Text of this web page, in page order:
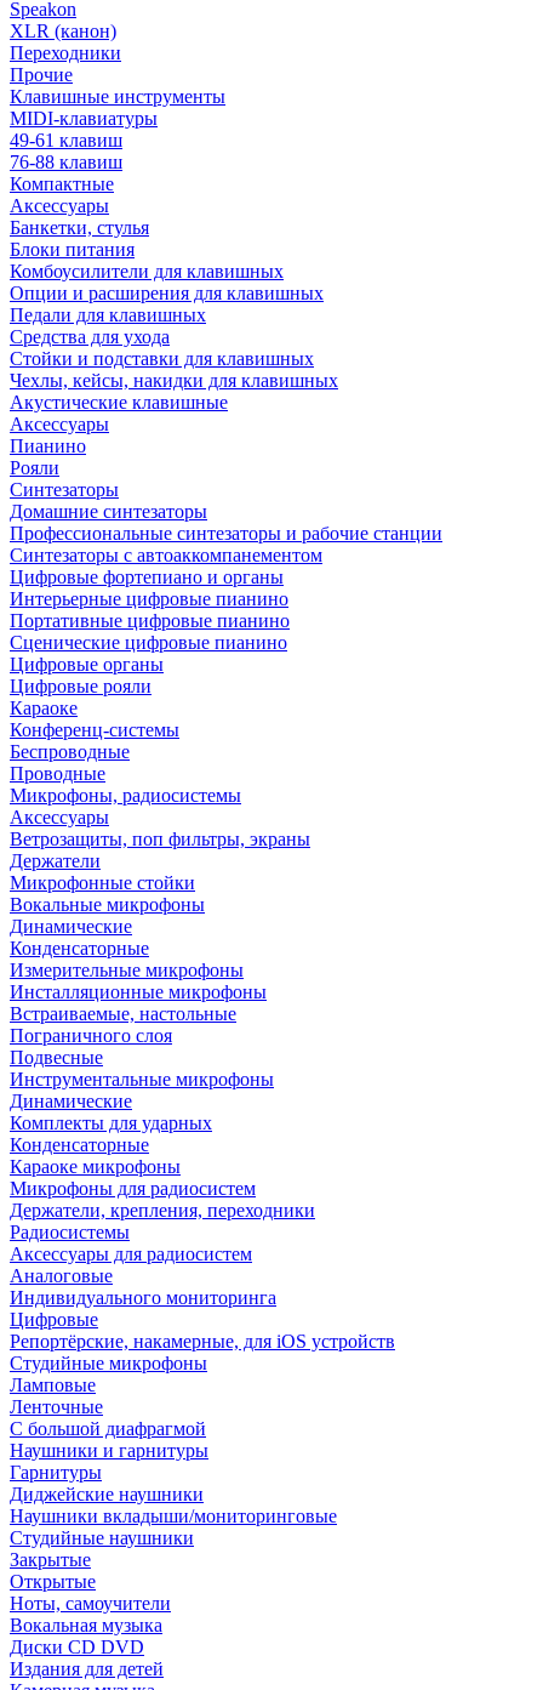
Speakon
XLR (канон)
Переходники
Прочие
Клавишные инструменты
MIDI-клавиатуры
49-61 клавиш
76-88 клавиш
Компактные
Аксессуары
Банкетки, стулья
Блоки питания
Комбоусилители для клавишных
Опции и расширения для клавишных
Педали для клавишных
Средства для ухода
Стойки и подставки для клавишных
Чехлы, кейсы, накидки для клавишных
Акустические клавишные
Аксессуары
Пианино
Рояли
Синтезаторы
Домашние синтезаторы
Профессиональные синтезаторы и рабочие станции
Синтезаторы с автоаккомпанементом
Цифровые фортепиано и органы
Интерьерные цифровые пианино
Портативные цифровые пианино
Сценические цифровые пианино
Цифровые органы
Цифровые рояли
Караоке
Конференц-системы
Беспроводные
Проводные
Микрофоны, радиосистемы
Аксессуары
Ветрозащиты, поп фильтры, экраны
Держатели
Микрофонные стойки
Вокальные микрофоны
Динамические
Конденсаторные
Измерительные микрофоны
Инсталляционные микрофоны
Встраиваемые, настольные
Пограничного слоя
Подвесные
Инструментальные микрофоны
Динамические
Комплекты для ударных
Конденсаторные
Караоке микрофоны
Микрофоны для радиосистем
Держатели, крепления, переходники
Радиосистемы
Аксессуары для радиосистем
Аналоговые
Индивидуального мониторинга
Цифровые
Репортёрские, накамерные, для iOS устройств
Студийные микрофоны
Ламповые
Ленточные
С большой диафрагмой
Наушники и гарнитуры
Гарнитуры
Диджейские наушники
Наушники вкладыши/мониторинговые
Студийные наушники
Закрытые
Открытые
Ноты, самоучители
Вокальная музыка
Диски CD DVD
Издания для детей